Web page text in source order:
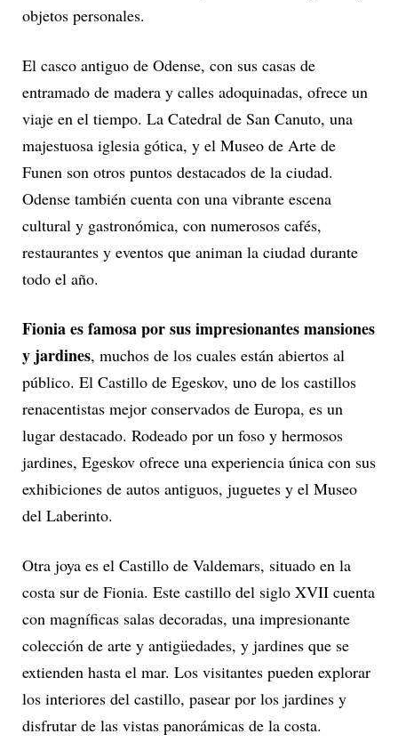
objetos personales.
El casco antiguo de Odense, con sus casas de
entramado de madera y calles adoquinadas, ofrece un
viaje en el tiempo. La Catedral de San Canuto, una
majestuosa iglesia gótica, y el Museo de Arte de
Funen son otros puntos destacados de la ciudad.
Odense también cuenta con una vibrante escena
cultural y gastronómica, con numerosos cafés,
restaurantes y eventos que animan la ciudad durante
todo el año.
Fionia es famosa por sus impresionantes mansiones
y jardines, muchos de los cuales están abiertos al
público. El Castillo de Egeskov, uno de los castillos
renacentistas mejor conservados de Europa, es un
lugar destacado. Rodeado por un foso y hermosos
jardines, Egeskov ofrece una experiencia única con sus
exhibiciones de autos antiguos, juguetes y el Museo
del Laberinto.
Otra joya es el Castillo de Valdemars, situado en la
costa sur de Fionia. Este castillo del siglo XVII cuenta
con magníficas salas decoradas, una impresionante
colección de arte y antigüedades, y jardines que se
extienden hasta el mar. Los visitantes pueden explorar
los interiores del castillo, pasear por los jardines y
disfrutar de las vistas panorámicas de la costa.